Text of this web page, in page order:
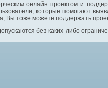
онлайн проектом и
которые помогают
Вы тоже можете поддержать
без каких-либо